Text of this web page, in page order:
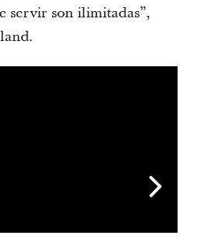
servir son ilimitadas”,